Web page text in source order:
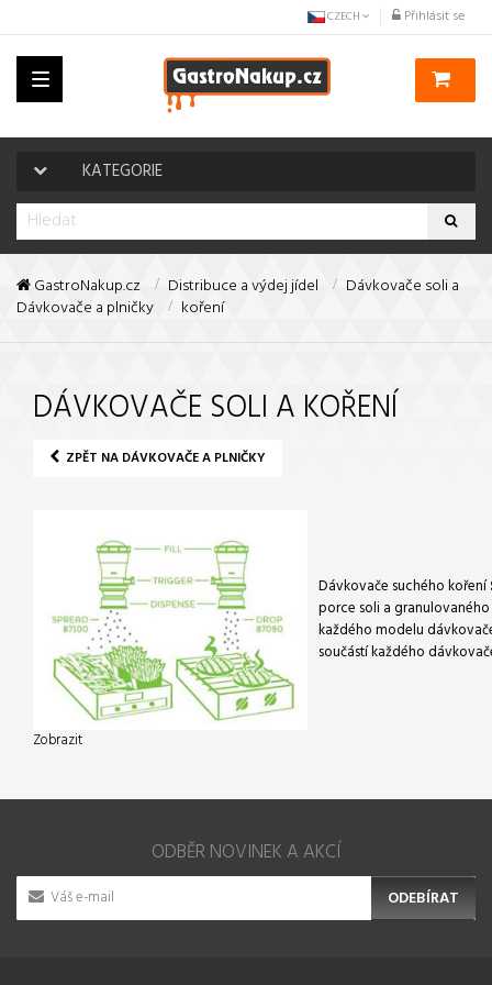
Přihlásit se
CZECH
Toggle
navigation
KATEGORIE
GastroNakup.cz
Distribuce a výdej jídel
Dávkovače a plničky
Dávkovače soli a
koření
DÁVKOVAČE SOLI A KOŘENÍ
ZPĚT NA DÁVKOVAČE A PLNIČKY
Dávkovače suchého koření
porce soli a
každého modelu
součástí každého
Zobrazit
ODBĚR NOVINEK A AKCÍ
ODEBÍRAT